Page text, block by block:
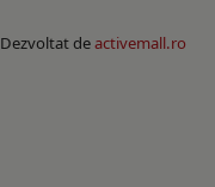
Dezvoltat deactivemall.ro